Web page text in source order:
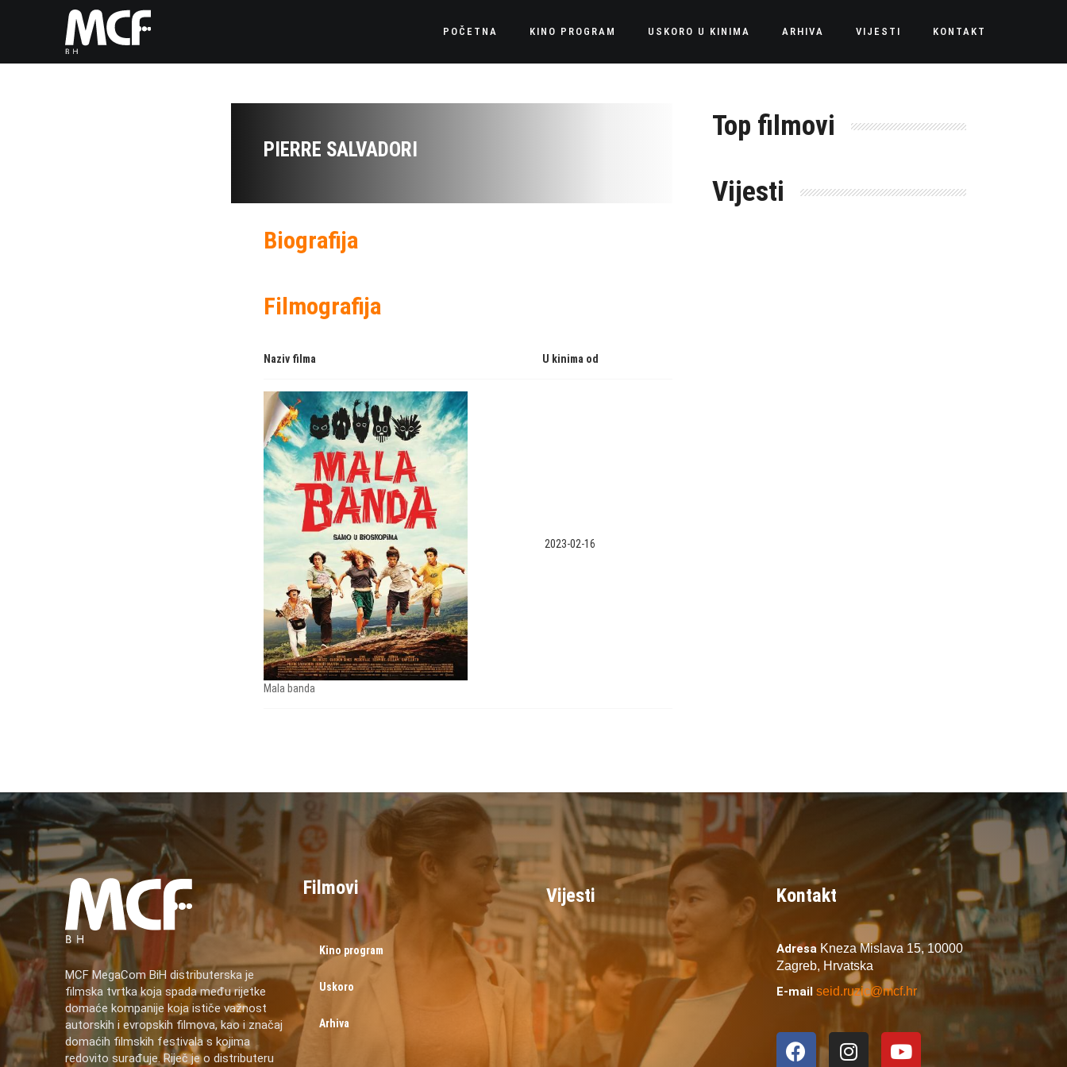
POČETNA KINO PROGRAM USKORO U KINIMA ARHIVA VIJESTI KONTAKT
PIERRE SALVADORI
Biografija
Filmografija
Naziv filma U kinima od
Mala banda
2023-02-16
Top filmovi
Vijesti
MCF MegaCom BiH distributerska je
filmska tvrtka koja spada među rijetke
domaće kompanije koja ističe važnost
autorskih i evropskih filmova, kao i značaj
domaćih filmskih festivala s kojima
redovito surađuje. Riječ je o distributeru
Filmovi
Kino program
Uskoro
Arhiva
Vijesti Kontakt
Adresa Kneza Mislava 15,10000
Zagreb, Hrvatska
E-mail seid.ruzic@mcf.hr